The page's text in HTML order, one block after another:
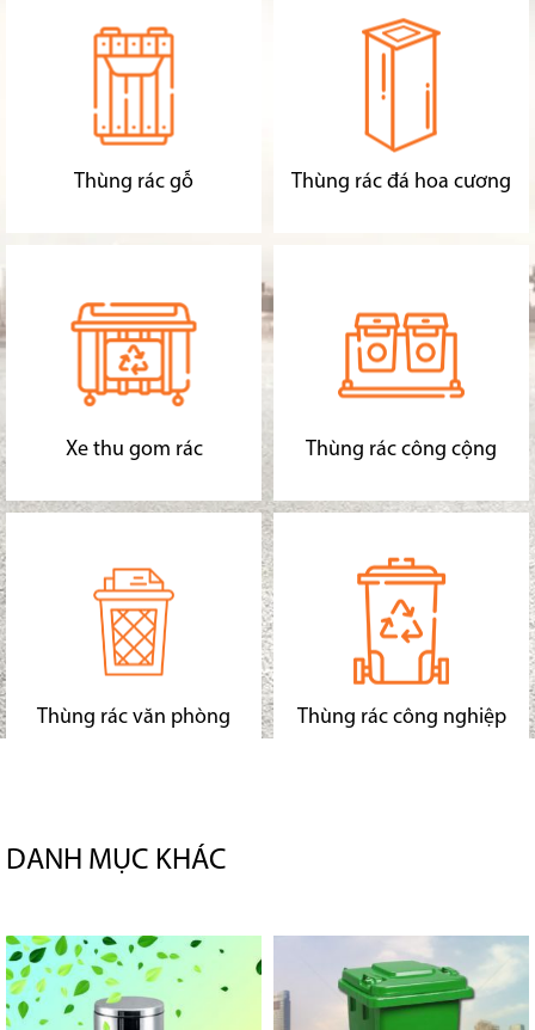
Thùng rác gỗ Thùng rác đá hoa cương
Xe thu gom rác Thùng rác công cộng
Thùng rác văn phòng Thùng rác công nghiệp
DANH MỤC KHÁC